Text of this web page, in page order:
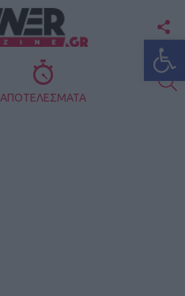
ΑΠΟΤΕΛΕΣΜΑΤΑ